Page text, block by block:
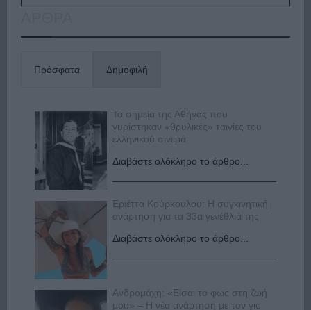
Πρόσφατα Δημοφιλή
Τα σημεία της Αθήνας που
γυρίστηκαν «θρυλικές» ταινίες του
ελληνικού σινεμά
Διαβάστε ολόκληρο το άρθρο...
Εριέττα Κούρκουλου: Η συγκινητική
ανάρτηση για τα 33α γενέθλιά της
Διαβάστε ολόκληρο το άρθρο...
Ανδρομάχη: «Είσαι το φως στη ζωή
μου» – Η νέα ανάρτηση με τον γιο